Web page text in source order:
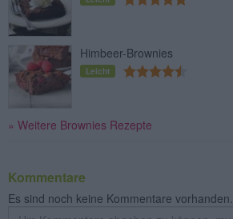
Himbeer-Brownies
Leicht
» Weitere Brownies Rezepte
Kommentare
Es sind noch keine Kommentare vorhanden.